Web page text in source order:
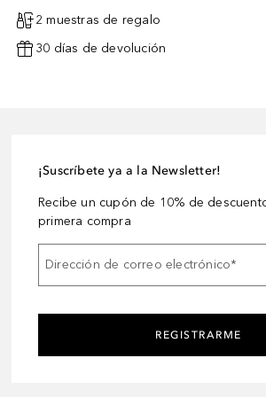
2 muestras de regalo
30 días de devolución
¡Suscríbete ya a la Newsletter!
Recibe un cupón de 10% de
primera compra
Dirección de correo electrónico*
REGISTRARME